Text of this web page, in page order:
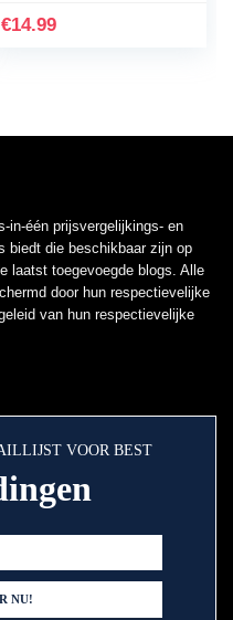
Houder voor alle
€14.99
in-één prijsvergelijkings- en
biedt die beschikbaar zijn op
laatst toegevoegde blogs. Alle
door hun respectievelijke
van hun respectievelijke
VOOR BEST